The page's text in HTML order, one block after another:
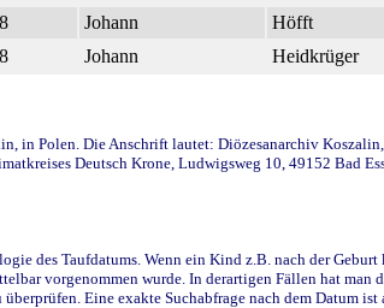
Johann Höfft
Johann Heidkrüger
Polen. Die Anschrift lautet: Diözesanarchiv
Deutsch Krone, Ludwigsweg 10, 49152 Bad
des Taufdatums. Wenn ein Kind z.B. nach der
vorgenommen wurde. In derartigen Fällen hat
Eine exakte Suchabfrage nach dem Datum